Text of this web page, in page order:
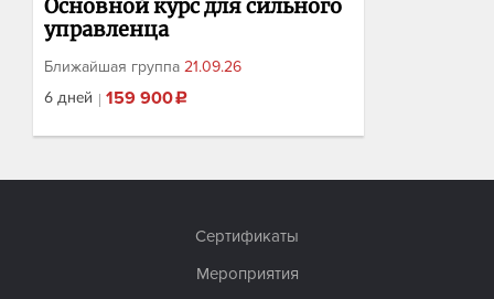
Основной курс для сильного
управленца
Ближайшая группа 21.09.26
6 дней 159 900₽
Все процессы операционной
Узнать больше →
Сертификаты
Мероприятия